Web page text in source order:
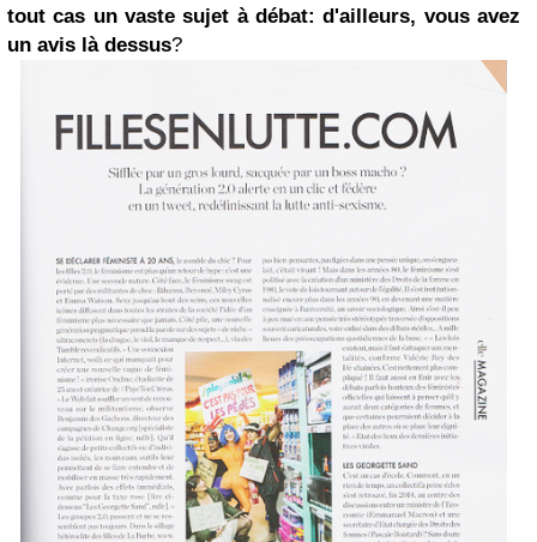
tout cas un vaste sujet à débat: d'ailleurs, vous avez
un avis là dessus?